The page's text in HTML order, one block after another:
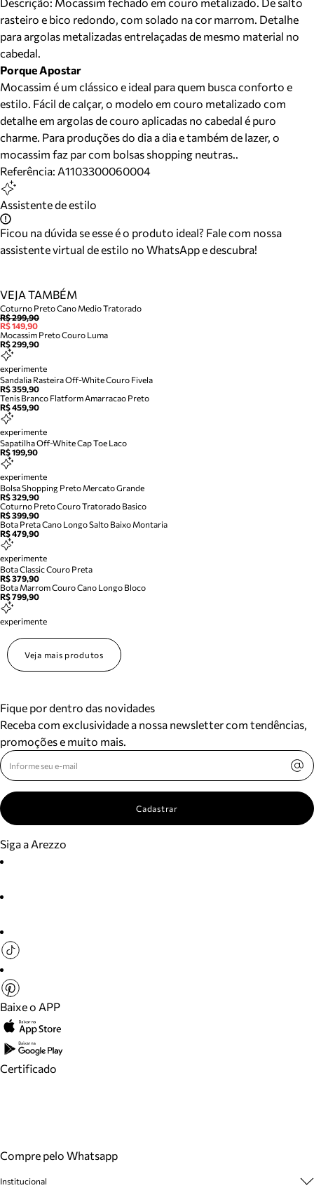
rasteiro e bico redondo, com solado na cor marrom. Detalhe
para argolas metalizadas entrelaçadas de mesmo material no
cabedal.
Porque Apostar
Mocassim é um clássico e ideal para quem busca conforto e
estilo. Fácil de calçar, o modelo em couro metalizado com
detalhe em argolas de couro aplicadas no cabedal é puro
charme. Para produções do dia a dia e também de lazer, o
mocassim faz par com bolsas shopping neutras..
Referência: A1103300060004
Assistente de estilo
Ficou na dúvida se esse é o produto ideal? Fale com nossa
assistente virtual de estilo no WhatsApp e descubra!
VEJA TAMBÉM
Coturno Preto Cano Medio Tratorado
R$ 299,90
R$ 149,90
Mocassim Preto Couro Luma
R$ 299,90
experimente
Sandalia Rasteira Off-White Couro Fivela
R$ 359,90
Tenis Branco Flatform Amarracao Preto
R$ 459,90
experimente
Sapatilha Off-White Cap Toe Laco
R$ 199,90
experimente
Bolsa Shopping Preto Mercato Grande
R$ 329,90
Coturno Preto Couro Tratorado Basico
R$ 399,90
Bota Preta Cano Longo Salto Baixo Montaria
R$ 479,90
experimente
Bota Classic Couro Preta
R$ 379,90
Bota Marrom Couro Cano Longo Bloco
R$ 799,90
experimente
Veja mais produtos
Fique por dentro das novidades
Receba com exclusividade a nossa newsletter com tendências,
promoções e muito mais.
Cadastrar
Siga a Arezzo
Baixe o APP
Certificado
Compre pelo Whatsapp
Institucional